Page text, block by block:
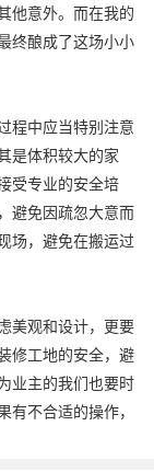
他意外。而在我的
终酿成了这场小小
程中应当特别注意
是体积较大的家
受专业的安全培
避免因疏忽大意而
场，避免在搬运过
美观和设计，更要
修工地的安全，避
业主的我们也要时
不合适的操作，